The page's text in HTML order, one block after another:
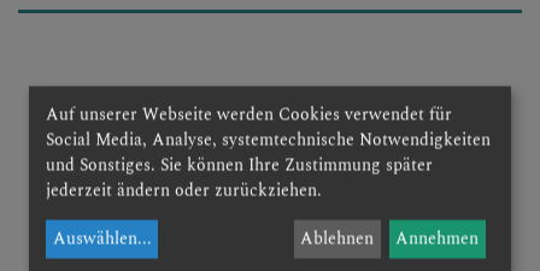
zurück
Auf unserer Webseite werden Cookies verwendet für
Social Media, Analyse, systemtechnische Notwendigkeiten
und Sonstiges. Sie können Ihre Zustimmung später
jederzeit ändern oder zurückziehen.
Auswählen... Ablehnen Annehmen